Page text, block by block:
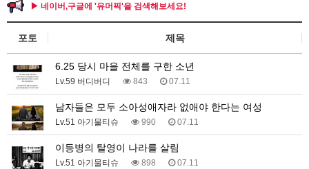
▶ 네이버,구글에 '유머픽'을 검색해보세요!
포토 제목
6.25 당시 마을 전체를 구한 소년
Lv.59 버디버디 843 07.11
남자들은 모두 소아성애자라 없애야 한다는 여성
Lv.51 아기물티슈 990 07.11
이등병의 탈영이 나라를 살림
Lv.51 아기물티슈 898 07.11